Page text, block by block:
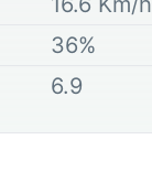
36%
6.9